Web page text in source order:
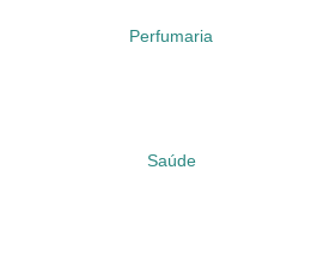
Perfumaria
Saúde